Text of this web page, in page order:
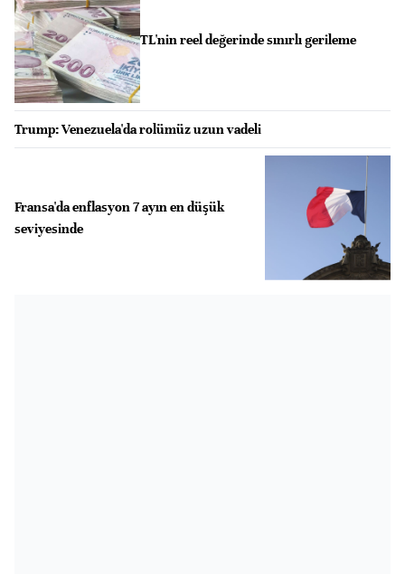
TL'nin reel değerinde sınırlı gerileme
Trump: Venezuela'da rolümüz uzun vadeli
Fransa'da enflasyon 7 ayın en düşük
seviyesinde